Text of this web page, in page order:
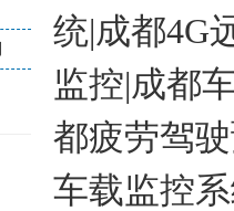
统|成都4G
监控|成都
都疲劳驾
车载监控